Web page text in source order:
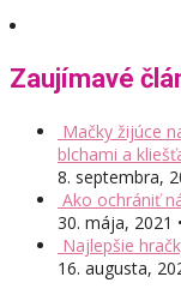
Zaujímavé
Mačky žijúce
blchami a
8. septembra,
Ako ochrániť
30. mája, 2021
Najlepšie
16. augusta,